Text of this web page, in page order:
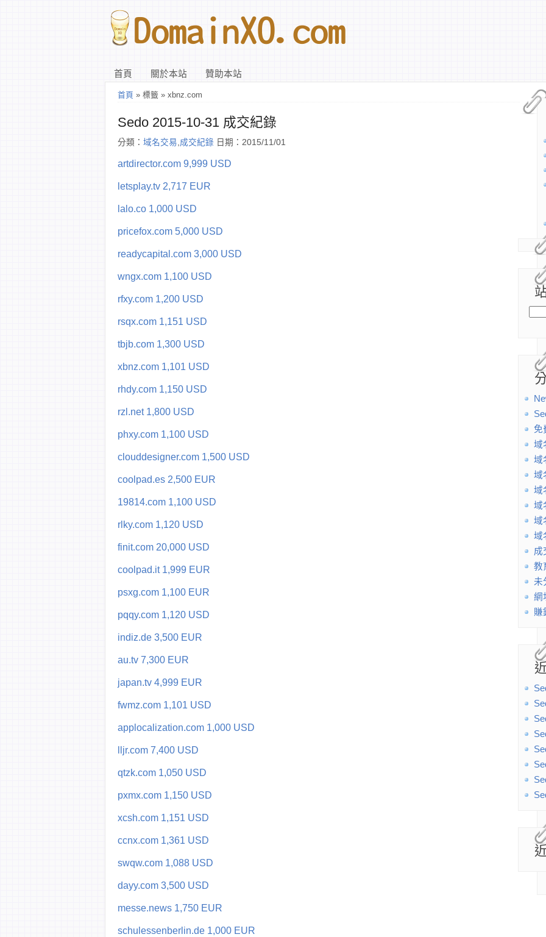
首頁 關於本站 贊助本站
免
域
域
域
域
域
域
域
成
教
未
網
賺
首頁 » 標籤 » xbnz.com
Sedo 2015-10-31 成交紀錄
分類： 域名交易,成交紀錄 日期：2015/11/01
artdirector.com 9,999 USD
letsplay.tv 2,717 EUR
lalo.co 1,000 USD
pricefox.com 5,000 USD
readycapital.com 3,000 USD
wngx.com 1,100 USD
rfxy.com 1,200 USD
rsqx.com 1,151 USD
tbjb.com 1,300 USD
xbnz.com 1,101 USD
rhdy.com 1,150 USD
rzl.net 1,800 USD
phxy.com 1,100 USD
clouddesigner.com 1,500 USD
coolpad.es 2,500 EUR
19814.com 1,100 USD
rlky.com 1,120 USD
finit.com 20,000 USD
coolpad.it 1,999 EUR
psxg.com 1,100 EUR
pqqy.com 1,120 USD
indiz.de 3,500 EUR
au.tv 7,300 EUR
japan.tv 4,999 EUR
fwmz.com 1,101 USD
applocalization.com 1,000 USD
lljr.com 7,400 USD
qtzk.com 1,050 USD
pxmx.com 1,150 USD
xcsh.com 1,151 USD
ccnx.com 1,361 USD
swqw.com 1,088 USD
dayy.com 3,500 USD
messe.news 1,750 EUR
schulessenberlin.de 1,000 EUR